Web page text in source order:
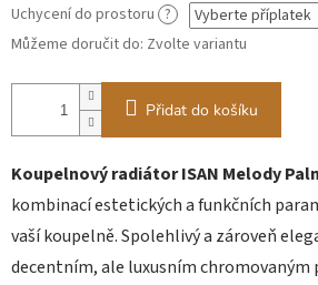
Uchycení do prostoru ?
Můžeme doručit do: Zvolte variantu
Přidat do košíku
Koupelnový radiátor ISAN Melody
kombinací estetických a funkčních
vaší koupelně. Spolehlivý a zároveň
decentním, ale luxusním chromovaným